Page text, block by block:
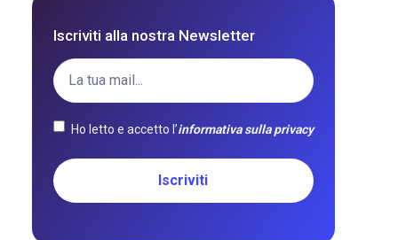
Iscriviti alla nostra Newsletter
Ho letto e accetto l’informativa sulla privacy